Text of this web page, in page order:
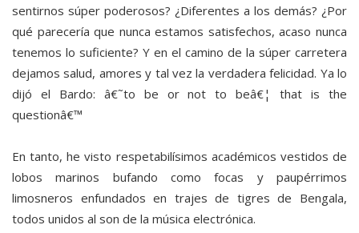
sentirnos súper poderosos? ¿Diferentes a los demás? ¿Por
qué parecería que nunca estamos satisfechos, acaso nunca
tenemos lo suficiente? Y en el camino de la súper carretera
dejamos salud, amores y tal vez la verdadera felicidad. Ya lo
dijó el Bardo: â€˜to be or not to beâ€¦ that is the
questionâ€™
En tanto, he visto respetabilísimos académicos vestidos de
lobos marinos bufando como focas y paupérrimos
limosneros enfundados en trajes de tigres de Bengala,
todos unidos al son de la música electrónica.